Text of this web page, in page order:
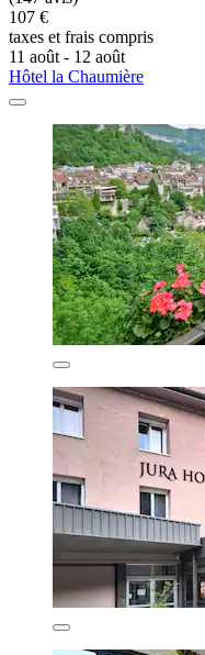
107 €
taxes et frais compris
11 août - 12 août
Hôtel la Chaumière